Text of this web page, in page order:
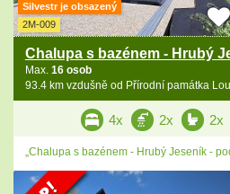
Silvestr je obsazený
2M-009
Chalupa s bazénem - Hrubý
Max. 16 osob
93.4 km vzdušně od Přírodní památka
4x 2x 2x
„Chalupa s bazénem - Hrubý Jeseník -